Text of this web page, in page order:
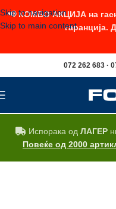
Skip to navigation
Skip to main content
072 262 683 ·
Испорака од ЛАГЕР
Повеќе од 2000
📢 КОМБО АКЦИЈА на
гаранција.